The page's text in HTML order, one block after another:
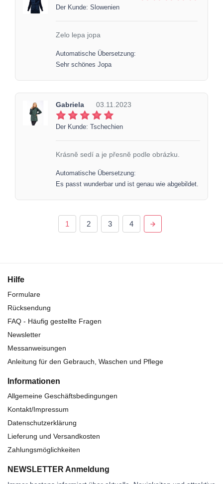
Der Kunde: Slowenien
Zelo lepa jopa
Automatische Übersetzung:
Sehr schönes Jopa
Gabriela 03.11.2023
Der Kunde: Tschechien
Krásně sedí a je přesně podle obrázku.
Automatische Übersetzung:
Es passt wunderbar und ist genau wie abgebildet.
1 2 3 4
Hilfe
Formulare
Rücksendung
FAQ - Häufig gestellte Fragen
Newsletter
Messanweisungen
Anleitung für den Gebrauch, Waschen und Pflege
Informationen
Allgemeine Geschäftsbedingungen
Kontakt/Impressum
Datenschutzerklärung
Lieferung und Versandkosten
Zahlungsmöglichkeiten
NEWSLETTER Anmeldung